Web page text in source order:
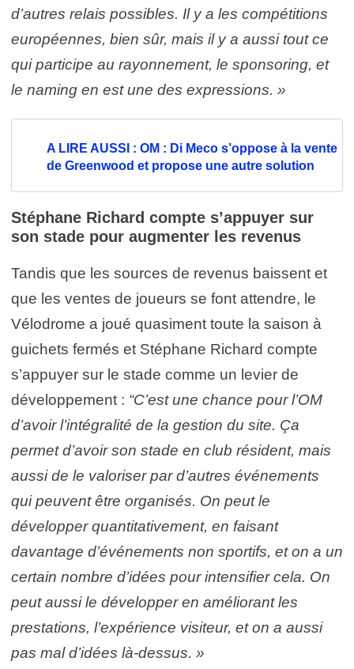
d’autres relais possibles. Il y a les compétitions
européennes, bien sûr, mais il y a aussi tout ce
qui participe au rayonnement, le sponsoring, et
le naming en est une des expressions. »
A LIRE AUSSI : OM : Di Meco s’oppose à la vente
de Greenwood et propose une autre solution
Stéphane Richard compte s’appuyer sur
son stade pour augmenter les revenus
Tandis que les sources de revenus baissent et
que les ventes de joueurs se font attendre, le
Vélodrome a joué quasiment toute la saison à
guichets fermés et Stéphane Richard compte
s’appuyer sur le stade comme un levier de
développement : “C’est une chance pour l’OM
d’avoir l’intégralité de la gestion du site. Ça
permet d’avoir son stade en club résident, mais
aussi de le valoriser par d’autres événements
qui peuvent être organisés. On peut le
développer quantitativement, en faisant
davantage d’événements non sportifs, et on a un
certain nombre d’idées pour intensifier cela. On
peut aussi le développer en améliorant les
prestations, l’expérience visiteur, et on a aussi
pas mal d’idées là-dessus. »